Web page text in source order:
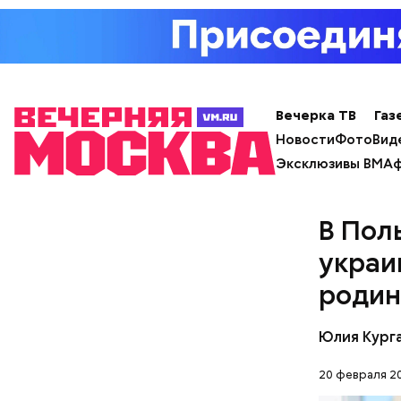
Вечерка ТВ
НовостиФото
Эксклюзивы ВМ
В
Юлия
20 февраля
— Во
своими
новых не